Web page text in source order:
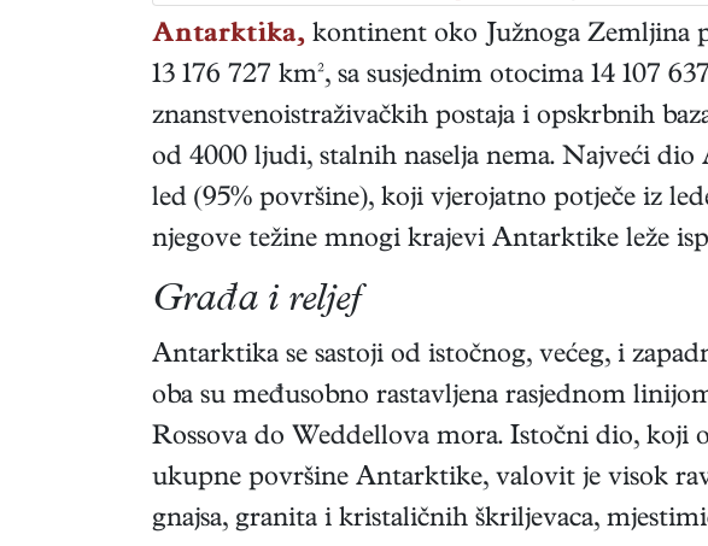
Antarktika, kontinent oko Južnoga Zemljina
13 176 727 km², sa susjednim otocima 14 107
znanstvenoistraživačkih postaja i opskrbnih
od 4000 ljudi, stalnih naselja nema. Najveći
led (95% površine), koji vjerojatno potječe iz
njegove težine mnogi krajevi Antarktike leže
Građa i reljef
Antarktika se sastoji od istočnog, većeg, i
oba su međusobno rastavljena rasjednom
Rossova do Weddellova mora. Istočni dio, koji
ukupne površine Antarktike, valovit je visok
gnajsa, granita i kristaličnih škriljevaca,